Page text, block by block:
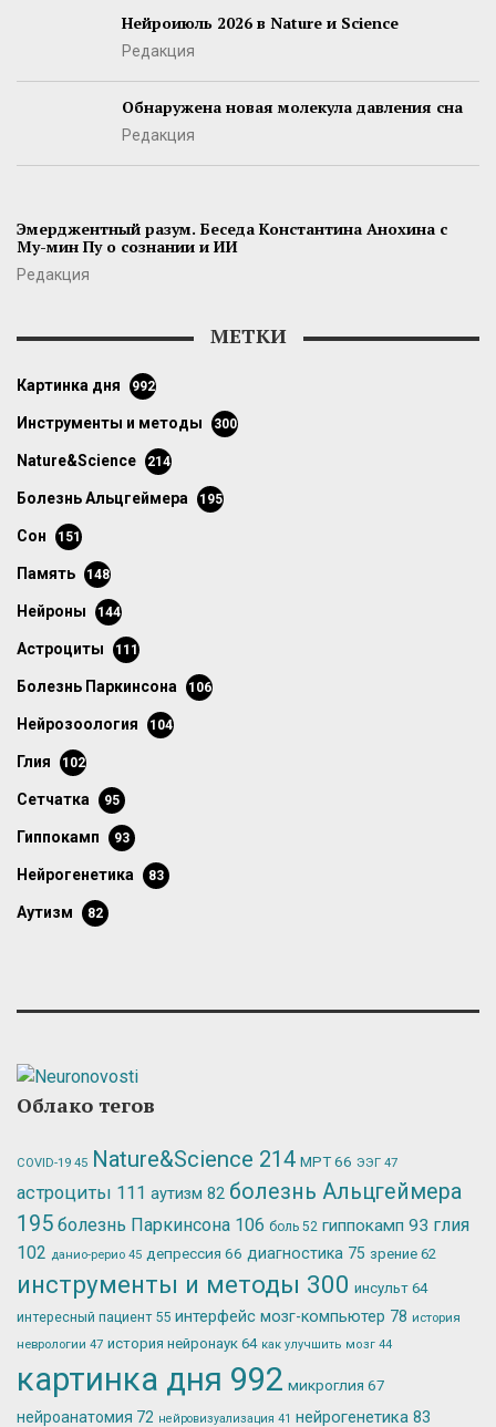
Нейроиюль 2026 в Nature и Science
Редакция
Обнаружена новая молекула давления сна
Редакция
Эмерджентный разум. Беседа Константина Анохина с
Му-мин Пу о сознании и ИИ
Редакция
МЕТКИ
картинка дня 992
инструменты и методы 300
Nature&Science 214
болезнь Альцгеймера 195
сон 151
память 148
нейроны 144
астроциты 111
болезнь Паркинсона 106
нейрозоология 104
глия 102
сетчатка 95
гиппокамп 93
нейрогенетика 83
аутизм 82
Облако тегов
COVID-19 45 Nature&Science 214 МРТ66 ЭЭГ 47
астроциты 111 аутизм 82 болезнь Альцгеймера
195 болезнь Паркинсона 106 боль 52 гиппокамп 93 глия
102 данио-рерио 45 депрессия 66 диагностика 75 зрение 62
инструменты и методы 300 инсульт 64
интересный пациент 55 интерфейс мозг-компьютер 78 история
неврологии 47 история нейронаук 64 как улучшить мозг 44
картинка дня 992 микроглия 67
нейроанатомия 72 нейровизуализация 41 нейрогенетика 83